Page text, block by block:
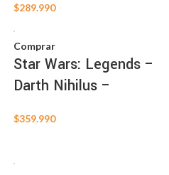
$289.990
Comprar
Star Wars: Legends –
Darth Nihilus –
$359.990